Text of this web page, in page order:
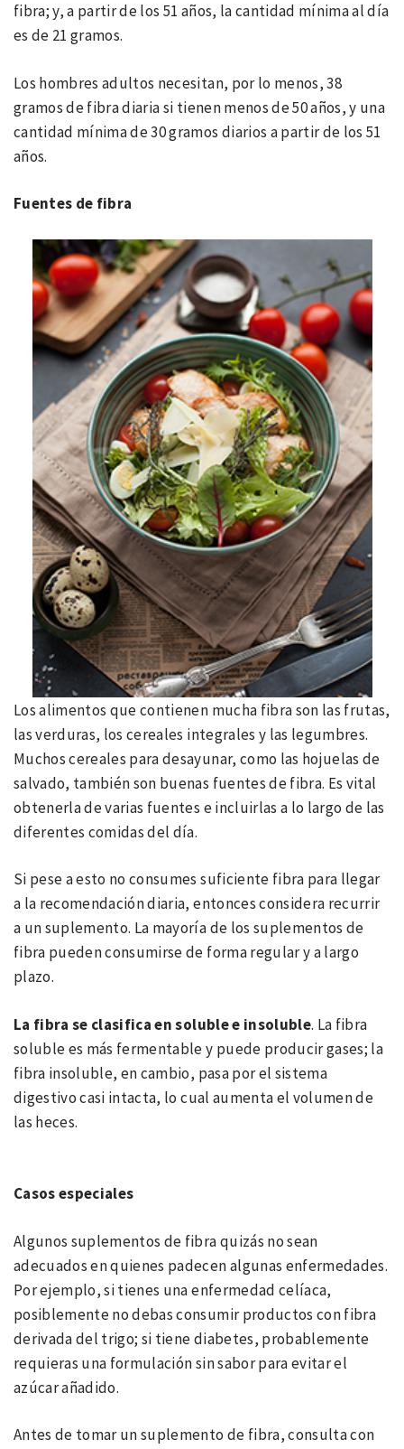
fibra; y, a partir de los 51 años, la cantidad mínima al día
es de 21 gramos.
Los hombres adultos necesitan, por lo menos, 38
gramos de fibra diaria si tienen menos de 50 años, y una
cantidad mínima de 30 gramos diarios a partir de los 51
años.
Fuentes de fibra
Los alimentos que contienen mucha fibra son las frutas,
las verduras, los cereales integrales y las legumbres.
Muchos cereales para desayunar, como las hojuelas de
salvado, también son buenas fuentes de fibra. Es vital
obtenerla de varias fuentes e incluirlas a lo largo de las
diferentes comidas del día.
Si pese a esto no consumes suficiente fibra para llegar
a la recomendación diaria, entonces considera recurrir
a un suplemento. La mayoría de los suplementos de
fibra pueden consumirse de forma regular y a largo
plazo.
La fibra se clasifica en soluble e insoluble. La fibra
soluble es más fermentable y puede producir gases; la
fibra insoluble, en cambio, pasa por el sistema
digestivo casi intacta, lo cual aumenta el volumen de
las heces.
Casos especiales
Algunos suplementos de fibra quizás no sean
adecuados en quienes padecen algunas enfermedades.
Por ejemplo, si tienes una enfermedad celíaca,
posiblemente no debas consumir productos con fibra
derivada del trigo; si tiene diabetes, probablemente
requieras una formulación sin sabor para evitar el
azúcar añadido.
Antes de tomar un suplemento de fibra, consulta con